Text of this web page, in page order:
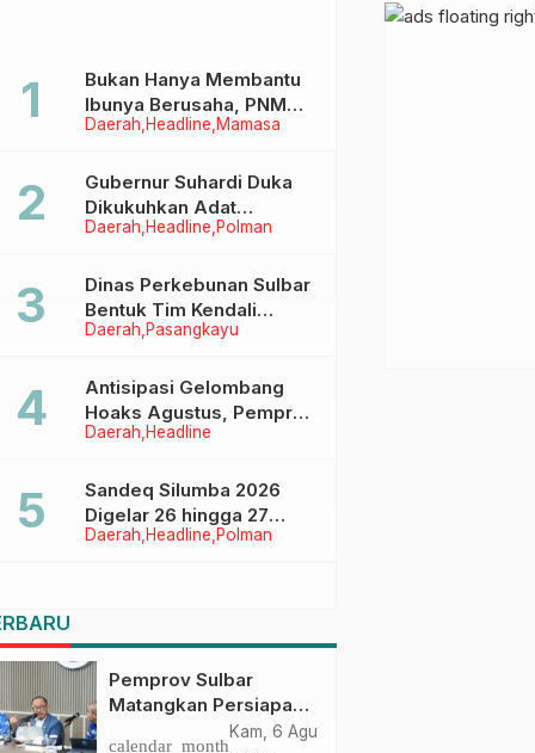
Daerah Headline Mamasa
Bukan Hanya Membantu
Ibunya Berusaha, PNM
Juga Menjaga Mimpi
Menggapai Cita-Cita
Daerah Headline Polman
Gubernur Suhardi Duka
Dikukuhkan Adat
Balanipa, Raih Gelar Sulo
Daerah Pasangkayu
Dinas Perkebunan Sulbar
Bentuk Tim Kendali
Internal ICS untuk Dukung
di Pasangkayu
Daerah Headline
Antisipasi Gelombang
Hoaks Agustus, Pemprov
Sulbar Ajak Warga Jaga
Daerah Headline Polman
Sandeq Silumba 2026
Digelar 26 hingga 27
September, Rangkaian
Pemprov Sulbar
Matangkan Persiapan
HUT Ke-81 RI, Puncak
calendar_month
Kam, 6 Agu